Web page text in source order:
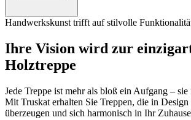
Handwerkskunst trifft auf stilvolle
Ihre Vision wird zur
Holztreppe
Jede Treppe ist mehr als bloß ein Aufgang – sie
Mit Truskat erhalten Sie Treppen, die in
überzeugen und sich harmonisch in Ihr